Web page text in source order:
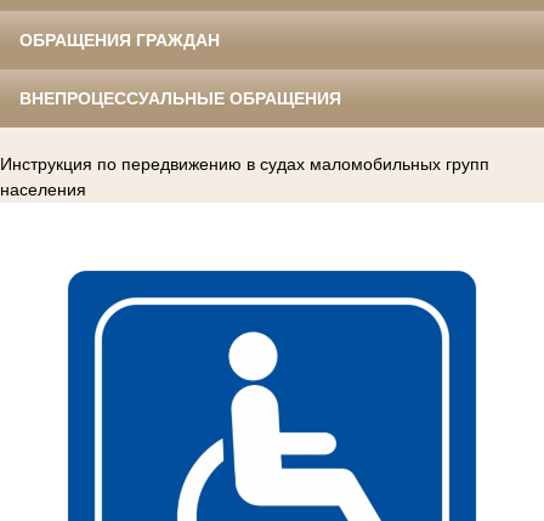
ОБРАЩЕНИЯ ГРАЖДАН
ВНЕПРОЦЕССУАЛЬНЫЕ ОБРАЩЕНИЯ
Инструкция по передвижению в судах маломобильных групп
населения